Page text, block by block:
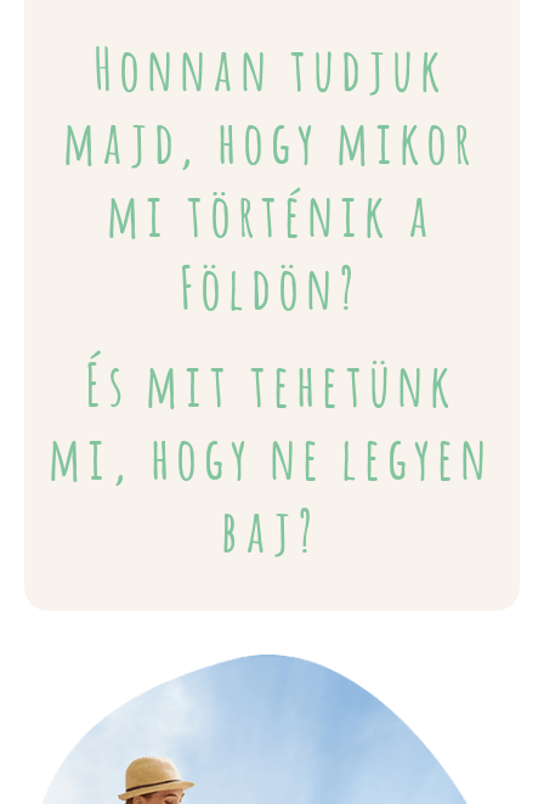
Honnan tudjuk
majd, hogy mikor
mi történik a
Földön?
És mit tehetünk
mi, hogy ne legyen
baj?